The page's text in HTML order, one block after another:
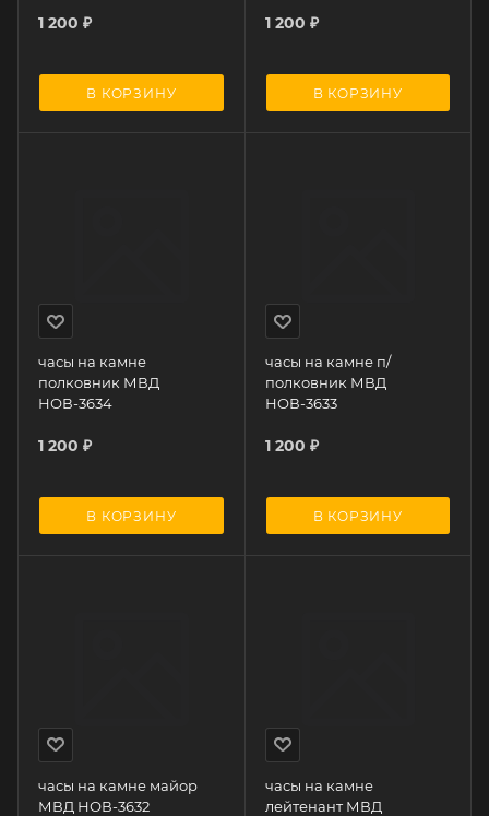
1 200 ₽
В КОРЗИНУ
1 200 ₽
В КОРЗИНУ
часы на камне
полковник МВД
НОВ-3634
1 200 ₽
В КОРЗИНУ
часы на камне п/
полковник МВД
НОВ-3633
1 200 ₽
В КОРЗИНУ
часы на камне майор
МВД НОВ-3632
часы на камне
лейтенант МВД